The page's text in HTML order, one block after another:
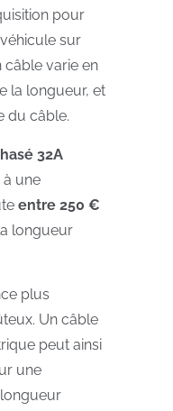
pour
sur
câble varie en
la longueur, et
du câble.
32A
une
entre 250 €
longueur
plus
Un câble
peut ainsi
une